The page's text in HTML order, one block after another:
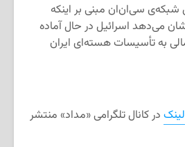
سی‌ان‌ان مبنی بر اینکه
می‌دهد اسرائیل در حال آماده
به تأسیسات هسته‌ای ایران
لینک در کانال تلگرامی «مداد» منتشر